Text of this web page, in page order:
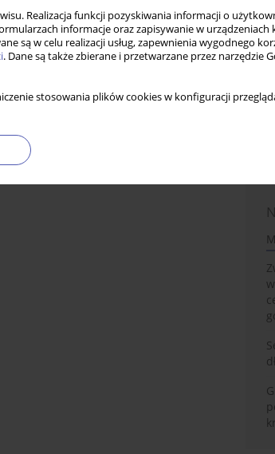
Realizacja funkcji pozyskiwania informacji o
informacje oraz zapisywanie w urządzeniach
są w celu realizacji usług, zapewnienia wygodnego
. Dane są także zbierane i przetwarzane przez narzędzie
stosowania plików cookies w konfiguracji